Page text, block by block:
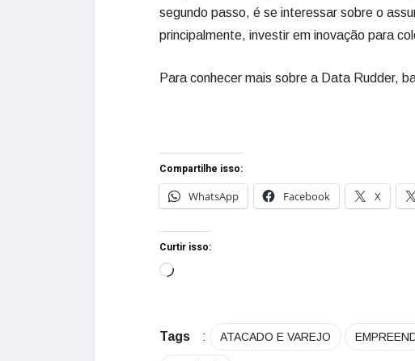
segundo passo, é se interessar sobre o
principalmente, investir em inovação para
Para conhecer mais sobre a Data Rudder,
Compartilhe isso:
WhatsApp
Facebook X
Curtir isso:
Tags : ATACADO E VAREJO